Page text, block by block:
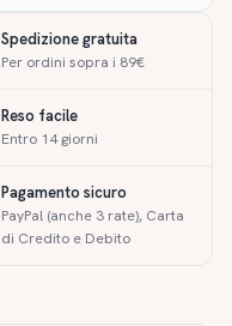
Spedizione gratuita
Per ordini sopra i 89€
Reso facile
Entro 14 giorni
Pagamento sicuro
PayPal (anche 3 rate), Carta
di Credito e Debito